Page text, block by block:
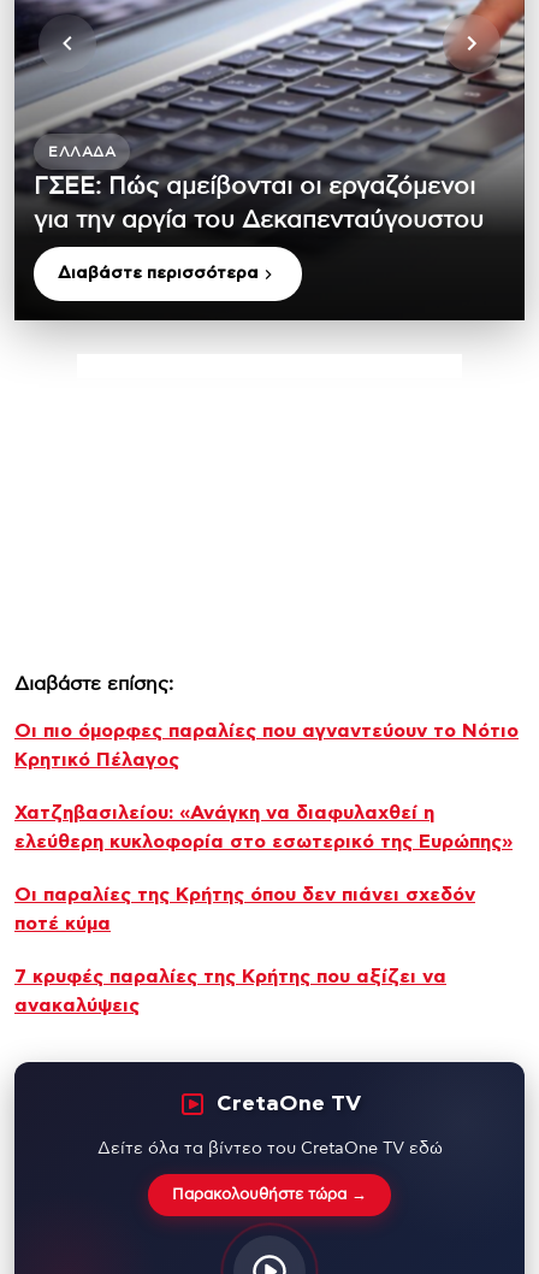
ΕΛΛΆΔΑ
ΓΣΕΕ: Πώς αμείβονται οι εργαζόμενοι
για την αργία του Δεκαπενταύγουστου
Διαβάστε περισσότερα
Διαβάστε επίσης:
Οι πιο όμορφες παραλίες που αγναντεύουν το Νότιο
Κρητικό Πέλαγος
Χατζηβασιλείου: «Ανάγκη να διαφυλαχθεί η
ελεύθερη κυκλοφορία στο εσωτερικό της Ευρώπης»
Οι παραλίες της Κρήτης όπου δεν πιάνει σχεδόν
ποτέ κύμα
7 κρυφές παραλίες της Κρήτης που αξίζει να
ανακαλύψεις
CretaOne TV
Δείτε όλα τα βίντεο του CretaOne TV εδώ
Παρακολουθήστε τώρα →